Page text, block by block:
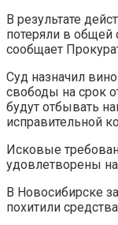
В результате
потеряли в общей
сообщает
Суд назначил
свободы на срок
будут отбывать
исправительной
Исковые
удовлетворены
В Новосибирске
похитили